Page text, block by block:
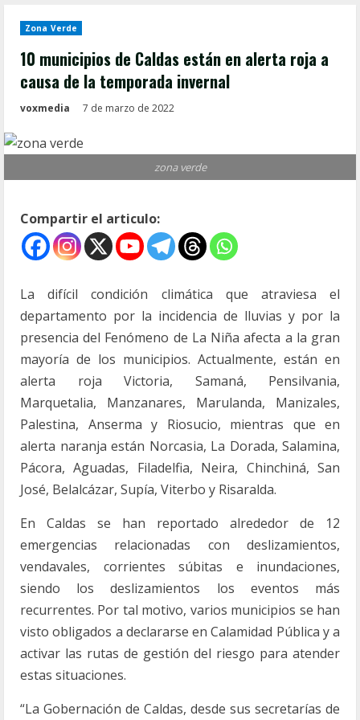
Zona Verde
10 municipios de Caldas están en alerta roja a
causa de la temporada invernal
voxmedia 7 de marzo de 2022
zona verde
Compartir el articulo:
La difícil condición climática que atraviesa el
departamento por la incidencia de lluvias y por la
presencia del Fenómeno de La Niña afecta a la gran
mayoría de los municipios. Actualmente, están en
alerta roja Victoria, Samaná, Pensilvania,
Marquetalia, Manzanares, Marulanda, Manizales,
Palestina, Anserma y Riosucio, mientras que en
alerta naranja están Norcasia, La Dorada, Salamina,
Pácora, Aguadas, Filadelfia, Neira, Chinchiná, San
José, Belalcázar, Supía, Viterbo y Risaralda.
En Caldas se han reportado alrededor de 12
emergencias relacionadas con deslizamientos,
vendavales, corrientes súbitas e inundaciones,
siendo los deslizamientos los eventos más
recurrentes. Por tal motivo, varios municipios se han
visto obligados a declararse en Calamidad Pública y a
activar las rutas de gestión del riesgo para atender
estas situaciones.
“La Gobernación de Caldas, desde sus secretarías de